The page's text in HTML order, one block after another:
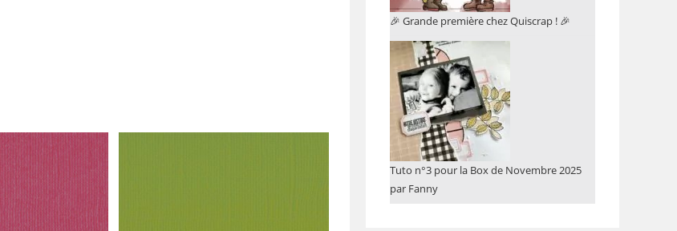
🎉 Grande première chez Quiscrap ! 🎉
Tuto n°3 pour la Box de Novembre 2025
par Fanny